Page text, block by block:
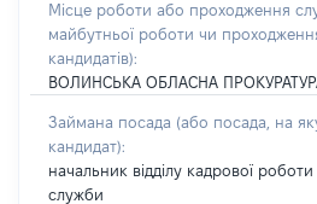
Місце роботи або проходження
майбутньої роботи чи
кандидатів):
ВОЛИНСЬКА ОБЛАСНА
Займана посада (або посада, на
кандидат):
начальник відділу кадрової
служби